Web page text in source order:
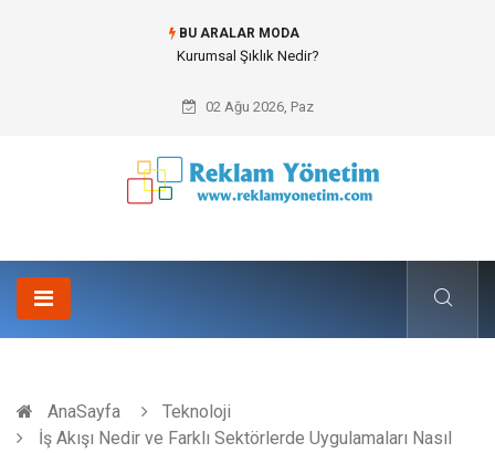
BU ARALAR MODA
Bitumen storage tank (Bitüm depolama tankı) ile Endüstriyel Tesislerde
02 Ağu 2026, Paz
AnaSayfa
Teknoloji
İş Akışı Nedir ve Farklı Sektörlerde Uygulamaları Nasıl